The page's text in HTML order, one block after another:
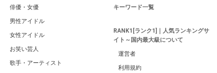
俳優・女優
男性アイドル
女性アイドル
お笑い芸人
歌手・アーティスト
キーワード一覧
RANK1[ランク1]｜人気ランキングサ
イト～国内最大級について
運営者
利用規約